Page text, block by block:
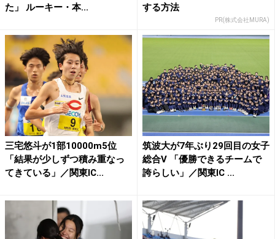
た」 ルーキー・本...
する方法
PR(株式会社MURA)
三宅悠斗が1部10000m5位
「結果が少しずつ積み重なっ
てきている」／関東IC...
筑波大が7年ぶり29回目の女子
総合V 「優勝できるチームで
誇らしい」／関東IC ...